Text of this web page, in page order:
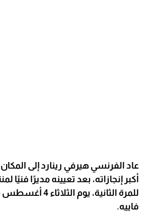
عاد الفرنسي هيرفي رينارد إلى
أكبر إنجازاته، بعد تعيينه مديرًا فنيًا
فاييه.